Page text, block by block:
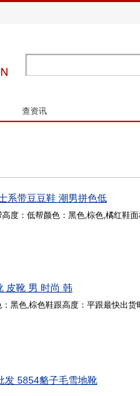
查资讯
系带豆豆鞋 潮男拼色低
度：低帮颜色：黑色,棕色,橘红鞋
皮靴 男 时尚 韩
黑色,棕色鞋跟高度：平跟最快出
发 5854貉子毛雪地靴